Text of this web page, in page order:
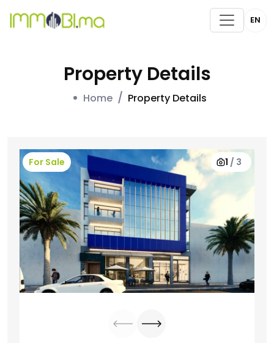
EN
Property Details
Home Property Details
For Sale 1 / 3